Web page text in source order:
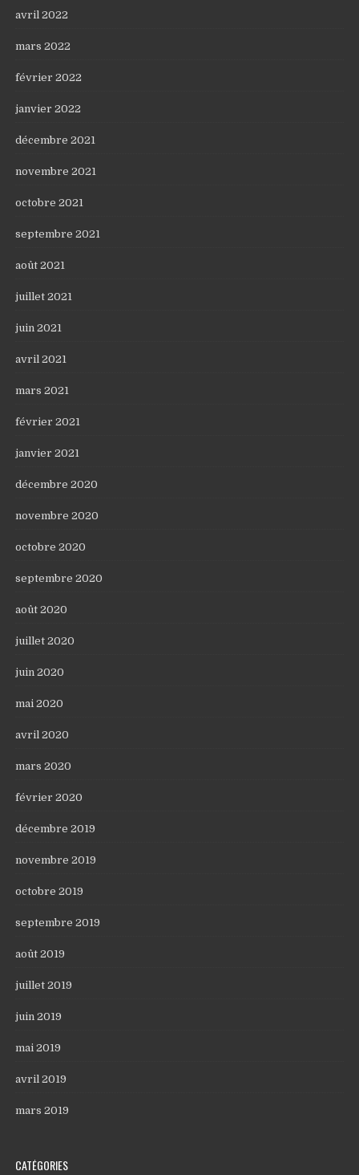
avril 2022
mars 2022
février 2022
janvier 2022
décembre 2021
novembre 2021
octobre 2021
septembre 2021
août 2021
juillet 2021
juin 2021
avril 2021
mars 2021
février 2021
janvier 2021
décembre 2020
novembre 2020
octobre 2020
septembre 2020
août 2020
juillet 2020
juin 2020
mai 2020
avril 2020
mars 2020
février 2020
décembre 2019
novembre 2019
octobre 2019
septembre 2019
août 2019
juillet 2019
juin 2019
mai 2019
avril 2019
mars 2019
CATÉGORIES